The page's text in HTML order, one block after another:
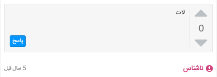

0

لات
پاسخ
ناشناس 5 سال قبل